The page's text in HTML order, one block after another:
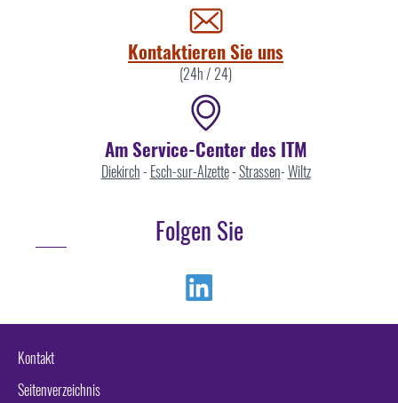
Kontaktieren Sie uns
(24h / 24)
Am Service-Center des ITM
Diekirch- Esch-sur-Alzette-Strassen-Wiltz
Folgen Sie
Kontakt
Seitenverzeichnis